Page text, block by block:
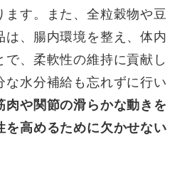
ます。また、全粒穀物や豆
は、腸内環境を整え、体内
、柔軟性の維持に貢献し
な水分補給も忘れずに行い
肉や関節の滑らかな動きを
を高めるために欠かせない